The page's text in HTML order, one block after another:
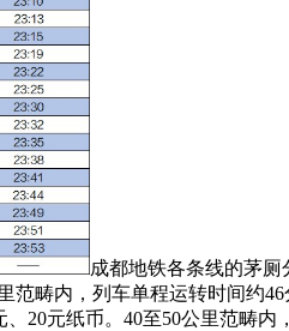
成都地铁各条线的茅厕
范畴内，列车单程运转时间约
20元纸币。40至50公里范畴内